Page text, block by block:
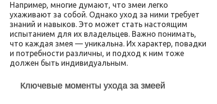
Например, многие думают, что змеи легко
ухаживают за собой. Однако уход за ними требует
знаний и навыков. Это может стать настоящим
испытанием для их владельцев. Важно понимать,
что каждая змея — уникальна. Их характер, повадки
и потребности различны, и подход к ним тоже
должен быть индивидуальным.
Ключевые моменты ухода за змеей